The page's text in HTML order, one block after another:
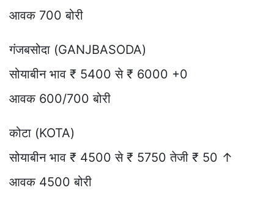
आवक 700 बोरी
गंजबसोदा (GANJBASODA)
सोयाबीन भाव ₹ 5400 से ₹ 6000 +0
आवक 600/700 बोरी
कोटा (KOTA)
सोयाबीन भाव ₹ 4500 से ₹ 5750 तेजी ₹ 50 ↑
आवक 4500 बोरी